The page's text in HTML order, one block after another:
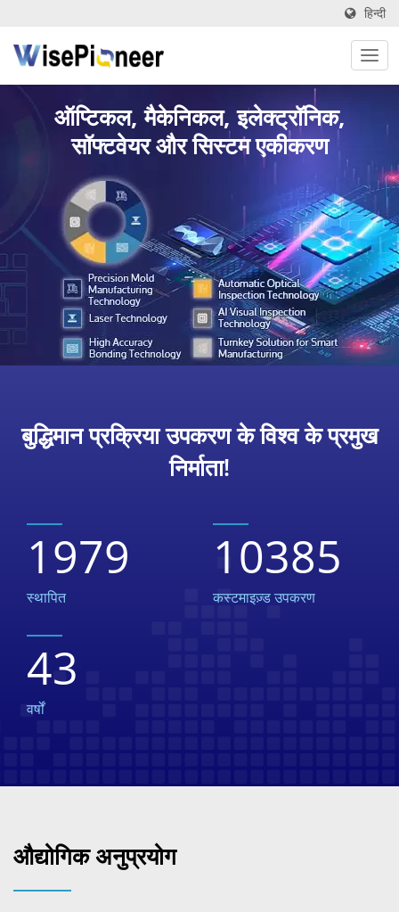
हिन्दी
ऑप्टिकल, मैकेनिकल, इलेक्ट्रॉनिक,
सॉफ्टवेयर और सिस्टम एकीकरण
बुद्धिमान प्रक्रिया उपकरण के विश्व के प्रमुख
निर्माता!
1979
स्थापित
10385
कस्टमाइज़्ड उपकरण
43
वर्षों
औद्योगिक अनुप्रयोग